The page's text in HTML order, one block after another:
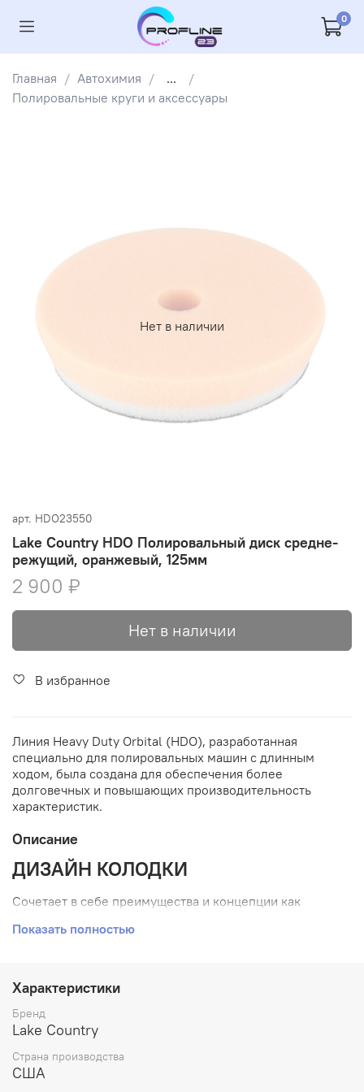
0
Главная Автохимия
...
Полировальные круги и аксессуары
Нет в наличии
арт. HDO23550
Lake Country HDO Полировальный диск средне-
режущий, оранжевый, 125мм
2 900 ₽
Нет в наличии
В избранное
Линия Heavy Duty Orbital (HDO), разработанная
специально для полировальных машин с длинным
ходом, была создана для обеспечения более
долговечных и повышающих производительность
характеристик.
Описание
ДИЗАЙН КОЛОДКИ
Сочетает в себе преимущества и концепции как
конического профиля и колодок с точной посадкой. Это
производительности.
Выгоды:
Двойной слой –
уменьшает поперечное/горизонтальное
Показать полностью
Характеристики
Бренд
Lake Country
Страна производства
США